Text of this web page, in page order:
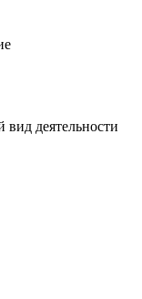
деятельности